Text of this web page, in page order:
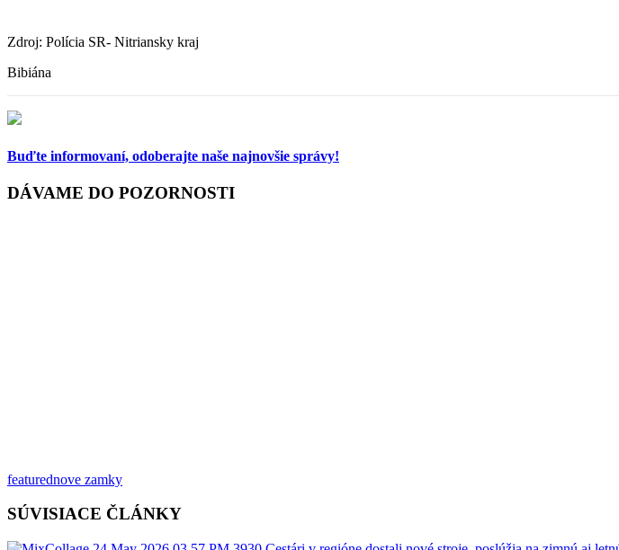
Zdroj: Polícia SR- Nitriansky kraj
Bibiána
Buďte informovaní, odoberajte naše najnovšie správy!
DÁVAME DO POZORNOSTI
featurednove zamky
SÚVISIACE ČLÁNKY